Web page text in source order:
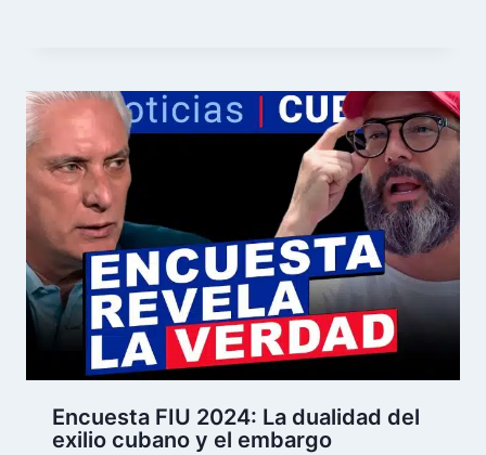
Encuesta FIU 2024: La dualidad del
exilio cubano y el embargo